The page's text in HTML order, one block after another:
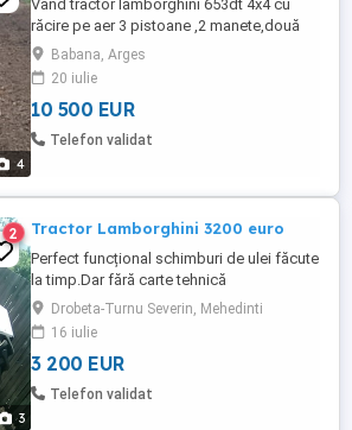
4
Vând tractor lamborghini 653dt 4x4 cu
răcire pe aer 3 pistoane ,2 manete,două
rapoarte de reducție la greu,ambreaj pe
priza ,doua turații pe priza,două ieșiri cu
presiune,troliu in fața electric,tiranți noi
Merge foarte bine,nu scoate fum nu
gaze,are uleiuri schimbate Se da
Babana, Arges
20 iulie
10 500 EUR
Telefon validat
3
2 Tractor Lamborghini 3200 euro
Perfect funcțional schimburi de ulei făcute
la timp.Dar fără carte tehnică
Drobeta-Turnu Severin, Mehedinti
16 iulie
3 200 EUR
Telefon validat